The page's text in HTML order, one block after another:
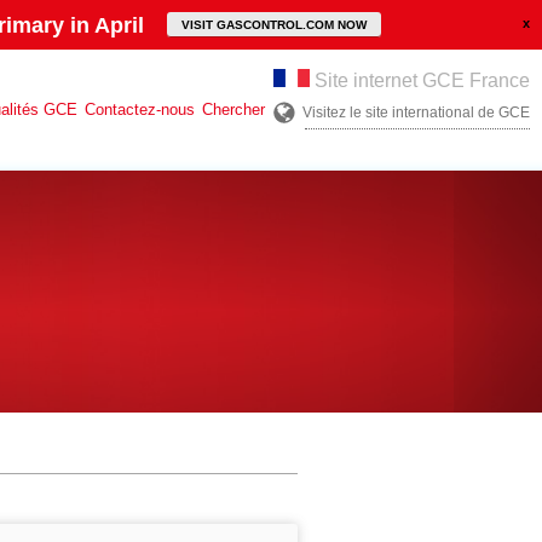
in April VISIT GASCONTROL.COM NOW
GCE Contactez-nous Chercher
Site internet GCE France
Visitez le site international de GCE